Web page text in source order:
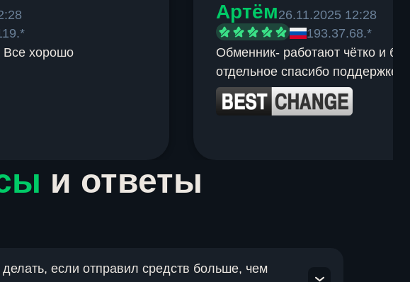
хорошо
Артём26.11.2025 12:28
193.37.68.*
Обменник- работают чётко и
отдельное спасибо поддержке.
и ответы
делать, если отправил средств больше, чем